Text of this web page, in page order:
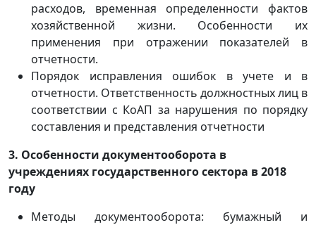
расходов, временная определенности фактов
хозяйственной жизни. Особенности их
применения при отражении показателей в
отчетности.
Порядок исправления ошибок в учете и в
отчетности. Ответственность должностных лиц в
соответствии с КоАП за нарушения по порядку
составления и представления отчетности
3. Особенности документооборота в
учреждениях государственного сектора в 2018
году
Методы документооборота: бумажный и